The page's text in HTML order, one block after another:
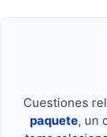
Cuestiones
paquete, un